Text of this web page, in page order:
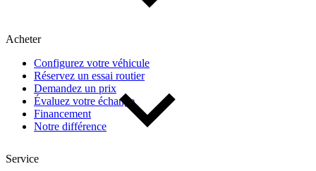
Acheter
Configurez votre véhicule
Réservez un essai routier
Demandez un prix
Évaluez votre échange
Financement
Notre différence
Service